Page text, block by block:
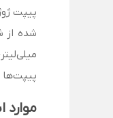
پیپت‌ها
موارد